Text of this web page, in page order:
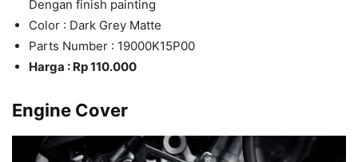
Dengan finish painting
Color : Dark Grey Matte
Parts Number : 19000K15P00
Harga : Rp 110.000
Engine Cover